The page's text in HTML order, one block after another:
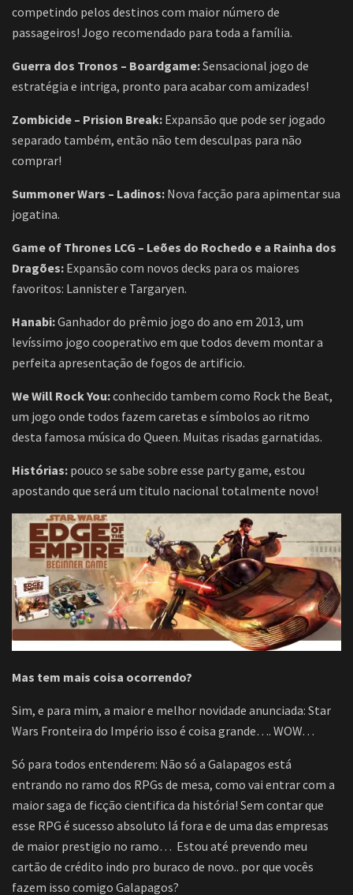
competindo pelos destinos com maior número de
passageiros! Jogo recomendado para toda a família.
Guerra dos Tronos – Boardgame:Sensacional jogo de
estratégia e intriga, pronto para acabar com amizades!
Zombicide – Prision Break: Expansão que pode ser jogado
separado também, então não tem desculpas para não
comprar!
Summoner Wars – Ladinos: Nova facção para apimentar sua
jogatina.
Game of Thrones LCG – Leões do Rochedo e a Rainha dos
Dragões: Expansão com novos decks para os maiores
favoritos: Lannister e Targaryen.
Hanabi:Ganhador do prêmio jogo do ano em 2013, um
levíssimo jogo cooperativo em que todos devem montar a
perfeita apresentação de fogos de artificio.
We Will Rock You:conhecido tambem como Rock the Beat,
um jogo onde todos fazem caretas e símbolos ao ritmo
desta famosa música do Queen. Muitas risadas garnatidas.
Histórias: pouco se sabe sobre esse party game, estou
apostando que será um titulo nacional totalmente novo!
Mas tem mais coisa ocorrendo?
Sim, e para mim, a maior e melhor novidade anunciada: Star
Wars Fronteira do Império isso é coisa grande…. WOW…
Só para todos entenderem: Não só a Galapagos está
entrando no ramo dos RPGs de mesa, como vai entrar com a
maior saga de ficção cientifica da história! Sem contar que
esse RPG é sucesso absoluto lá fora e de uma das empresas
de maior prestigio no ramo… Estou até prevendo meu
cartão de crédito indo pro buraco de novo.. por que vocês
fazem isso comigo Galapagos?